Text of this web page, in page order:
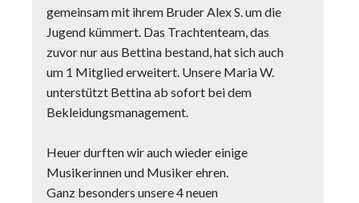
gemeinsam mit ihrem Bruder Alex S. um die
Jugend kümmert. Das Trachtenteam, das
zuvor nur aus Bettina bestand, hat sich auch
um 1 Mitglied erweitert. Unsere Maria W.
unterstützt Bettina ab sofort bei dem
Bekleidungsmanagement.
Heuer durften wir auch wieder einige
Musikerinnen und Musiker ehren.
Ganz besonders unsere 4 neuen